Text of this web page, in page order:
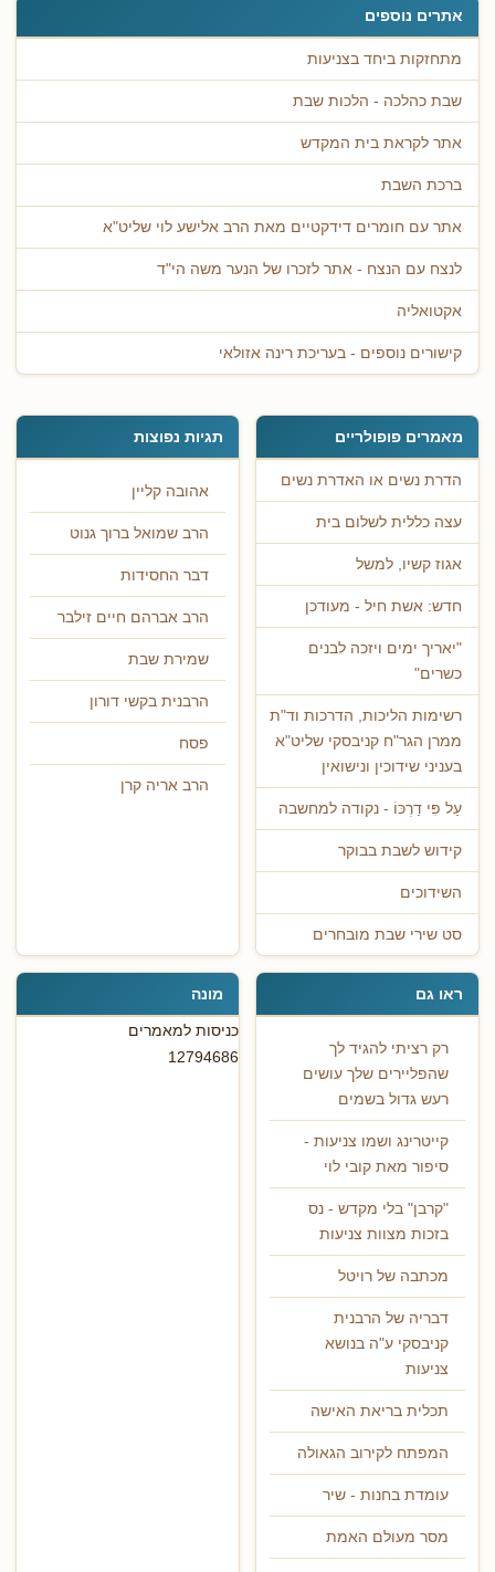
אתרים נוספים
מתחזקות ביחד בצניעות
שבת כהלכה - הלכות שבת
אתר לקראת בית המקדש
ברכת השבת
אתר עם חומרים דידקטיים מאת הרב אלישע לוי שליט"א
לנצח עם הנצח - אתר לזכרו של הנער משה הי"ד
אקטואליה
קישורים נוספים - בעריכת רינה אזולאי
מאמרים פופולריים
הדרת נשים או האדרת נשים
עצה כללית לשלום בית
אגוז קשיו, למשל
חדש: אשת חיל - מעודכן
"יאריך ימים ויזכה לבנים
כשרים"
רשימות הליכות, הדרכות וד"ת
ממרן הגר"ח קניבסקי שליט"א
בעניני שידוכין ונישואין
עַל פִּי דַרְכּוֹ - נקודה למחשבה
קידוש לשבת בבוקר
השידוכים
סט שירי שבת מובחרים
תגיות נפוצות
אהובה קליין
הרב שמואל ברוך גנוט
דבר החסידות
הרב אברהם חיים זילבר
שמירת שבת
הרבנית בקשי דורון
פסח
הרב אריה קרן
ראו גם
רק רציתי להגיד לך
שהפליירים שלך עושים
רעש גדול בשמים
קייטרינג ושמו צניעות -
סיפור מאת קובי לוי
"קרבן" בלי מקדש - נס
בזכות מצוות צניעות
מכתבה של רויטל
דבריה של הרבנית
קניבסקי ע"ה בנושא
צניעות
תכלית בריאת האישה
המפתח לקירוב הגאולה
עומדת בחנות - שיר
מסר מעולם האמת
מונה
כניסות למאמרים
12794686